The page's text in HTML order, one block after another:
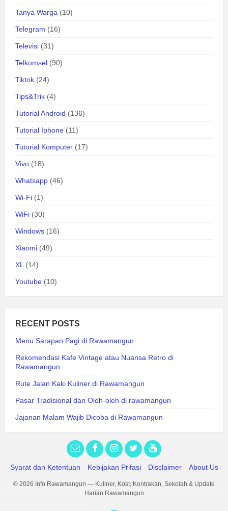
Tanya Warga (10)
Telegram (16)
Televisi (31)
Telkomsel (90)
Tiktok (24)
Tips&Trik (4)
Tutorial Android (136)
Tutorial Iphone (11)
Tutorial Komputer (17)
Vivo (18)
Whatsapp (46)
Wi-Fi (1)
WiFi (30)
Windows (16)
Xiaomi (49)
XL (14)
Youtube (10)
RECENT POSTS
Menu Sarapan Pagi di Rawamangun
Rekomendasi Kafe Vintage atau Nuansa Retro di
Rawamangun
Rute Jalan Kaki Kuliner di Rawamangun
Pasar Tradisional dan Oleh-oleh di rawamangun
Jajanan Malam Wajib Dicoba di Rawamangun
Syarat dan Ketentuan Kebijakan Prifasi Disclaimer About Us
© 2026 Info Rawamangun — Kuliner, Kost, Kontrakan, Sekolah & Update
Harian Rawamangun